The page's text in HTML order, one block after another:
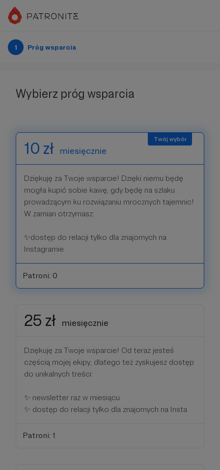
1 Próg wsparcia
Wybierz próg wsparcia
10 zł miesięcznie
Dziękuję za Twoje wsparcie! Dzięki niemu będę
mogła kupić sobie kawę, gdy będę na szlaku
prowadzącym ku rozwiązaniu mrocznych tajemnic!
W zamian otrzymasz:
✨dostęp do relacji tylko dla znajomych na
Instagramie
Patroni: 0
25 zł miesięcznie
Dziękuję za Twoje wsparcie! Od teraz jesteś
częścią mojej ekipy, dlatego też zyskujesz dostęp
do unikalnych treści:
✨ newsletter raz w miesiącu
✨ dostęp do relacji tylko dla znajomych na Insta
Patroni: 1